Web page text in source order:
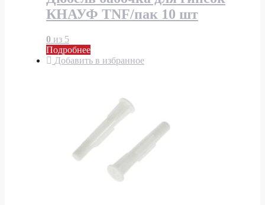
КНАУФ TNF/пак 10 шт
0 из 5
Подробнее
Добавить в избранное